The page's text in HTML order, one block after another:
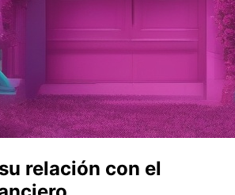
relación con el